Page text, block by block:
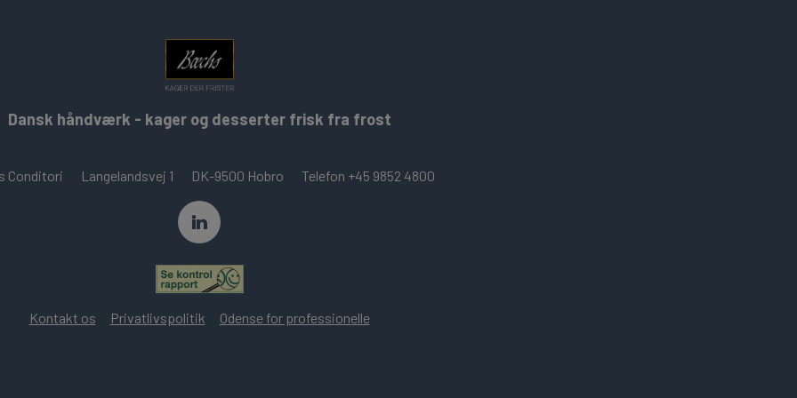
Dansk håndværk - kager og desserter frisk fra frost
Conditori Langelandsvej 1 DK-9500 Hobro Telefon +45 9852 4800
LinkedIn Bæchs Conditori
Kontakt os Privatlivspolitik Odense for professionelle